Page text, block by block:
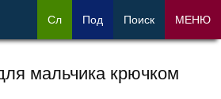
мальчика крючком
Сл Под Поиск МЕНЮ